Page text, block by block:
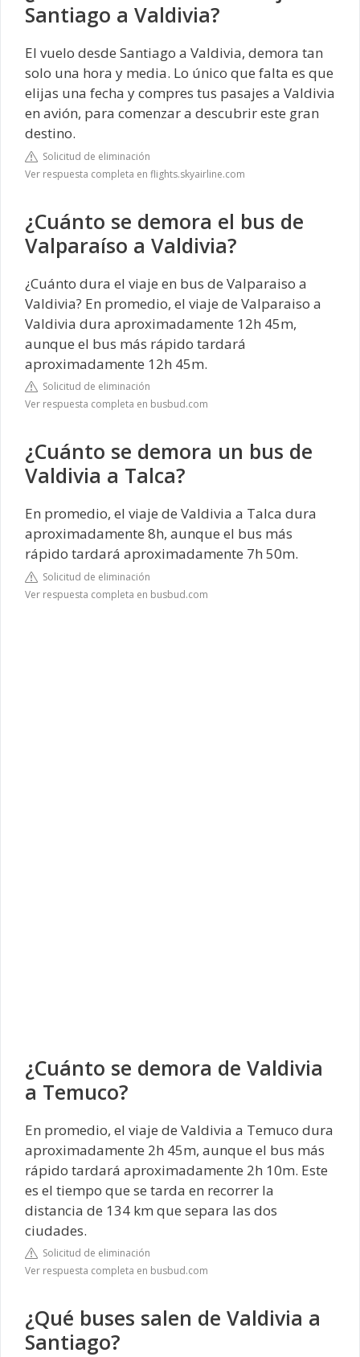
Santiago a Valdivia?
El vuelo desde Santiago a Valdivia, demora tan
solo una hora y media. Lo único que falta es que
elijas una fecha y compres tus pasajes a Valdivia
en avión, para comenzar a descubrir este gran
destino.
Solicitud de eliminación
Ver respuesta completa en flights.skyairline.com
¿Cuánto se demora el bus de
Valparaíso a Valdivia?
¿Cuánto dura el viaje en bus de Valparaiso a
Valdivia? En promedio, el viaje de Valparaiso a
Valdivia dura aproximadamente 12h 45m,
aunque el bus más rápido tardará
aproximadamente 12h 45m.
Solicitud de eliminación
Ver respuesta completa en busbud.com
¿Cuánto se demora un bus de
Valdivia a Talca?
En promedio, el viaje de Valdivia a Talca dura
aproximadamente 8h, aunque el bus más
rápido tardará aproximadamente 7h 50m.
Solicitud de eliminación
Ver respuesta completa en busbud.com
¿Cuánto se demora de Valdivia
a Temuco?
En promedio, el viaje de Valdivia a Temuco dura
aproximadamente 2h 45m, aunque el bus más
rápido tardará aproximadamente 2h 10m. Este
es el tiempo que se tarda en recorrer la
distancia de 134 km que separa las dos
ciudades.
Solicitud de eliminación
Ver respuesta completa en busbud.com
¿Qué buses salen de Valdivia a
Santiago?